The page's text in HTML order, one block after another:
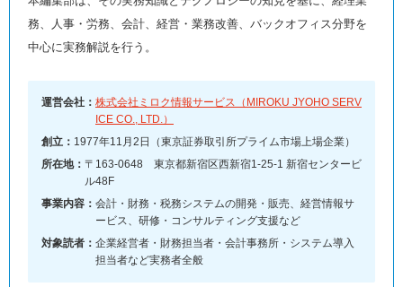
務、人事・労務、会計、経営・業務改善、バックオフィス分野を
中心に実務解説を行う。
運営会社： 株式会社ミロク情報サービス（MIROKU JYOHO SERV
ICE CO., LTD.）
創立： 1977年11月2日（東京証券取引所プライム市場上場企業）
所在地： 〒163-0648 東京都新宿区西新宿1-25-1 新宿センタービ
ル48F
事業内容： 会計・財務・税務システムの開発・販売、経営情報サ
ービス、研修・コンサルティング支援など
対象読者： 企業経営者・財務担当者・会計事務所・システム導入
担当者など実務者全般